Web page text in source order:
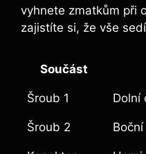
vyhnete zmatkům při
zajistíte si, že vše
Součást
Šroub 1 Dolní
Šroub 2